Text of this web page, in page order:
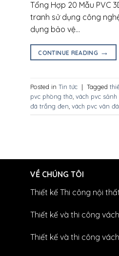
Tổng Hợp 20 Mẫu PVC
tranh sử dụng công
dụng bảo vệ…
CONTINUE READING →
Posted in Tin tức | Tagged
pvc phòng thờ vách pvc sảnh
đá trắng đen vách pvc vân
VỀ CHÚNG TÔI
Thiết kế Thi công nội
Thiết kế và thi công
Thiết kế và thi công